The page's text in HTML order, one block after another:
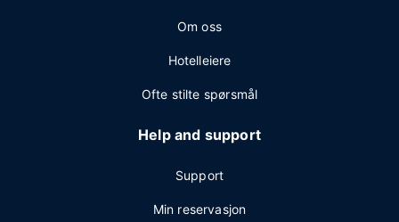
Om oss
Hotelleiere
Ofte stilte spørsmål
Help and support
Support
Min reservasjon